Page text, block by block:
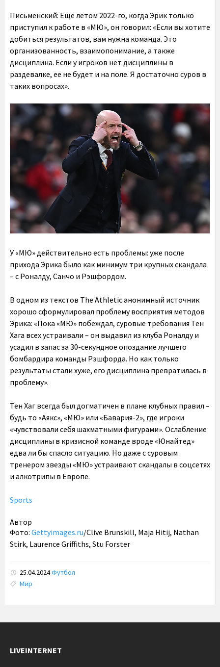
Письменский: Еще летом 2022-го, когда Эрик только
приступил к работе в «МЮ», он говорил: «Если вы хотите
добиться результатов, вам нужна команда. Это
организованность, взаимопонимание, а также
дисциплина. Если у игроков нет дисциплины в
раздевалке, ее не будет и на поле. Я достаточно суров в
таких вопросах».
У «МЮ» действительно есть проблемы: уже после
прихода Эрика было как минимум три крупных скандала
– с Роналду, Санчо и Рэшфордом.
В одном из текстов The Athletic анонимный источник
хорошо сформулировал проблему восприятия методов
Эрика: «Пока «МЮ» побеждал, суровые требования Тен
Хага всех устраивали – он выдавил из клуба Роналду и
усадил в запас за 30-секундное опоздание лучшего
бомбардира команды Рэшфорда. Но как только
результаты стали хуже, его дисциплина превратилась в
проблему».
Тен Хаг всегда был догматичен в плане клубных правил –
будь то «Аякс», «МЮ» или «Бавария-2», где игроки
«чувствовали себя шахматными фигурами». Ослабление
дисциплины в кризисной команде вроде «Юнайтед»
едва ли бы спасло ситуацию. Но даже с суровым
тренером звезды «МЮ» устраивают скандалы в соцсетях
и алкотрипы в Европе.
Sports
Автор
Фото: Gettyimages.ru/Clive Brunskill, Maja Hitij, Nathan
Stirk, Laurence Griffiths, Stu Forster
25.04.2024Футбол
Tags:
Мир
LIVEINTERNET